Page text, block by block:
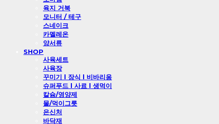
육지 거북
모니터 / 테구
스네이크
카멜레온
양서류
SHOP
사육세트
사육장
꾸미기 l 장식 l 비바리움
슈퍼푸드 l 사료 l 생먹이
칼슘/영양제
물/먹이그릇
은신처
바닥재